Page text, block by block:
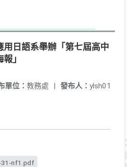
用日語系舉辦「第七屆高中
」
發布人： ylsh01
單位： 教務處 |
nf1.pdf